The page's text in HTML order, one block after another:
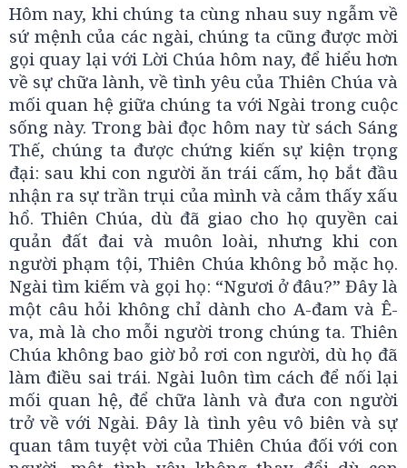
Hôm nay, khi chúng ta cùng nhau suy ngẫm về
sứ mệnh của các ngài, chúng ta cũng được mời
gọi quay lại với Lời Chúa hôm nay, để hiểu hơn
về sự chữa lành, về tình yêu của Thiên Chúa và
mối quan hệ giữa chúng ta với Ngài trong cuộc
sống này. Trong bài đọc hôm nay từ sách Sáng
Thế, chúng ta được chứng kiến sự kiện trọng
đại: sau khi con người ăn trái cấm, họ bắt đầu
nhận ra sự trần trụi của mình và cảm thấy xấu
hổ. Thiên Chúa, dù đã giao cho họ quyền cai
quản đất đai và muôn loài, nhưng khi con
người phạm tội, Thiên Chúa không bỏ mặc họ.
Ngài tìm kiếm và gọi họ: “Ngươi ở đâu?” Đây là
một câu hỏi không chỉ dành cho A-đam và Ê-
va, mà là cho mỗi người trong chúng ta. Thiên
Chúa không bao giờ bỏ rơi con người, dù họ đã
làm điều sai trái. Ngài luôn tìm cách để nối lại
mối quan hệ, để chữa lành và đưa con người
trở về với Ngài. Đây là tình yêu vô biên và sự
quan tâm tuyệt vời của Thiên Chúa đối với con